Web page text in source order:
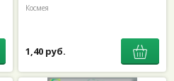
Космея
1,40 руб.